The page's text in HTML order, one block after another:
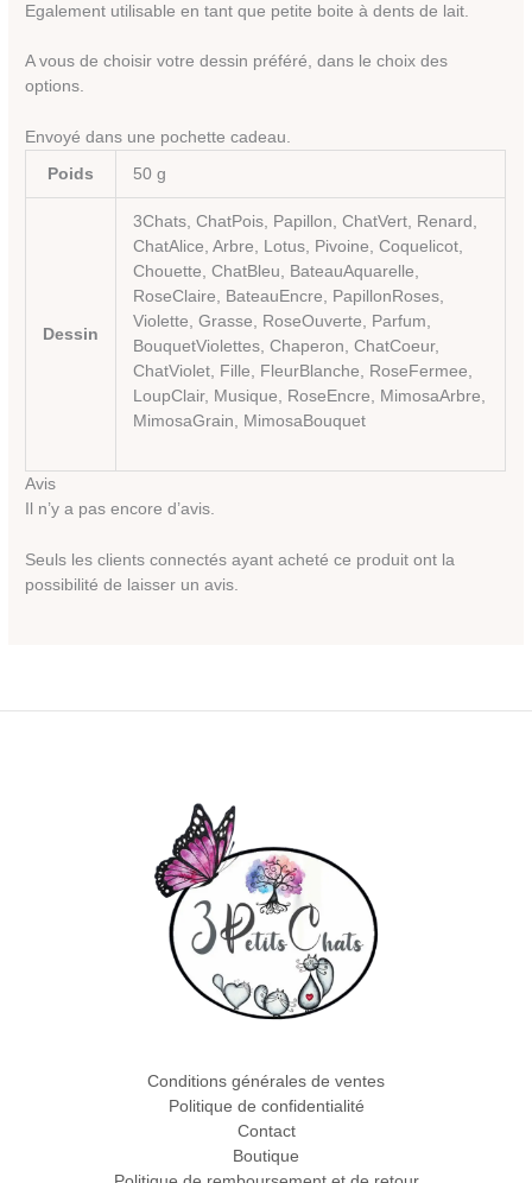
Egalement utilisable en tant que petite boite à dents de lait.
A vous de choisir votre dessin préféré, dans le choix des
options.
Envoyé dans une pochette cadeau.
Poids 50 g
Dessin
3Chats, ChatPois, Papillon, ChatVert, Renard,
ChatAlice, Arbre, Lotus, Pivoine, Coquelicot,
Chouette, ChatBleu, BateauAquarelle,
RoseClaire, BateauEncre, PapillonRoses,
Violette, Grasse, RoseOuverte, Parfum,
BouquetViolettes, Chaperon, ChatCoeur,
ChatViolet, Fille, FleurBlanche, RoseFermee,
LoupClair, Musique, RoseEncre, MimosaArbre,
MimosaGrain, MimosaBouquet
Avis
Il n’y a pas encore d’avis.
Seuls les clients connectés ayant acheté ce produit ont la
possibilité de laisser un avis.
Conditions générales de ventes
Politique de confidentialité
Contact
Boutique